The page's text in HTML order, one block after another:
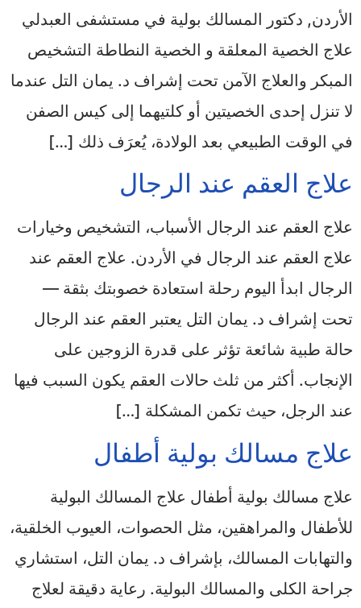
الأردن, دكتور المسالك بولية في مستشفى العبدلي
علاج الخصية المعلقة و الخصية النطاطة التشخيص
المبكر والعلاج الآمن تحت إشراف د. يمان التل​ عندما
لا تنزل إحدى الخصيتين أو كلتيهما إلى كيس الصفن
في الوقت الطبيعي بعد الولادة، يُعرَف ذلك […]
علاج العقم عند الرجال
علاج العقم عند الرجال الأسباب، التشخيص وخيارات
علاج العقم عند الرجال في الأردن. علاج العقم عند
الرجال ابدأ اليوم رحلة استعادة خصوبتك بثقة —
تحت إشراف د. يمان التل يعتبر العقم عند الرجال
حالة طبية شائعة تؤثر على قدرة الزوجين على
الإنجاب. أكثر من ثلث حالات العقم يكون السبب فيها
عند الرجل، حيث تكمن المشكلة […]
علاج مسالك بولية أطفال
علاج مسالك بولية أطفال علاج المسالك البولية
للأطفال والمراهقين، مثل الحصوات، العيوب الخلقية،
والتهابات المسالك، بإشراف د. يمان التل، استشاري
جراحة الكلى والمسالك البولية. رعاية دقيقة لعلاج